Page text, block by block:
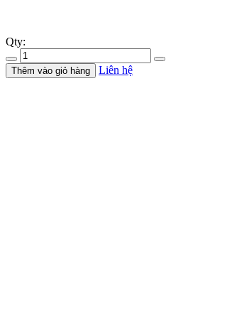
Qty:
Thêm vào giỏ hàng Liên hệ